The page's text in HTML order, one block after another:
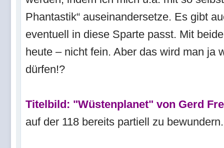
Phantastik“ auseinandersetze. Es gibt
eventuell in diese Sparte passt. Mit
heute – nicht fein. Aber das wird man ja
dürfen!?
Titelbild: "Wüstenplanet" von Gerd
auf der 118 bereits partiell zu bewundern.